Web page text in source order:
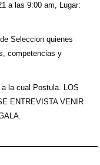
a las 9:00 am, Lugar:
Seleccion quienes
competencias y
la cual Postula. LOS
ENTREVISTA VENIR